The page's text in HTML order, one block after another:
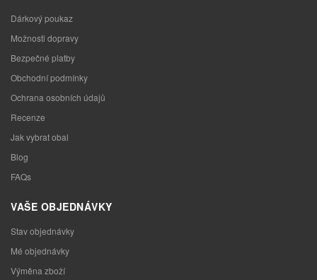
Dárkový poukaz
Možnosti dopravy
Bezpečné platby
Obchodní podmínky
Ochrana osobních údajů
Recenze
Jak vybrat obal
Blog
FAQs
VAŠE OBJEDNÁVKY
Stav objednávky
Mé objednávky
Výměna zboží